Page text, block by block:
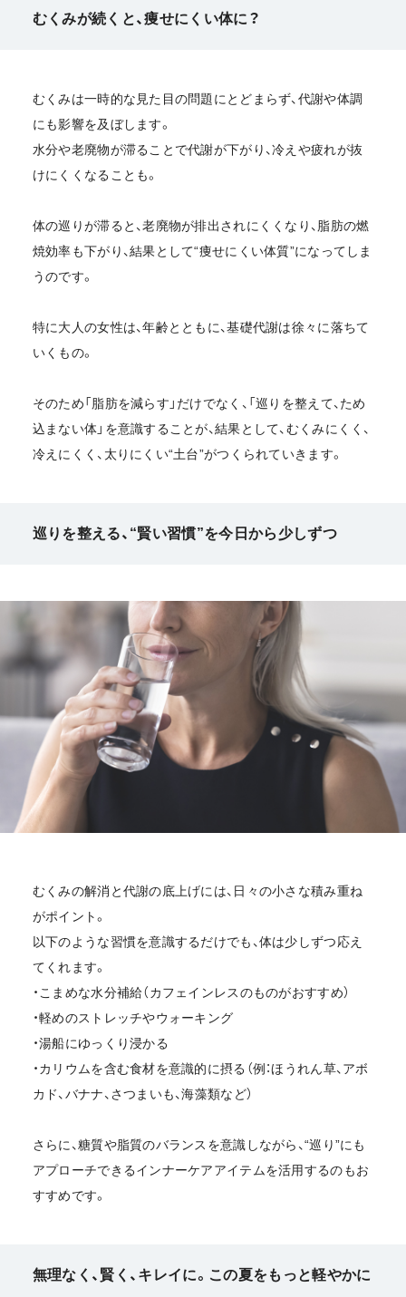
むくみが続くと、痩せにくい体に？
むくみは一時的な見た目の問題にとどまらず、代謝や体調
にも影響を及ぼします。
水分や老廃物が滞ることで代謝が下がり、冷えや疲れが抜
けにくくなることも。
体の巡りが滞ると、老廃物が排出されにくくなり、脂肪の燃
焼効率も下がり、結果として“痩せにくい体質”になってしま
うのです。
特に大人の女性は、年齢とともに、基礎代謝は徐々に落ちて
いくもの。
そのため「脂肪を減らす」だけでなく、「巡りを整えて、ため
込まない体」を意識することが、結果として、むくみにくく、
冷えにくく、太りにくい“土台”がつくられていきます。
巡りを整える、“賢い習慣”を今日から少しずつ
むくみの解消と代謝の底上げには、日々の小さな積み重ね
がポイント。
以下のような習慣を意識するだけでも、体は少しずつ応え
てくれます。
・こまめな水分補給（カフェインレスのものがおすすめ）
・軽めのストレッチやウォーキング
・湯船にゆっくり浸かる
・カリウムを含む食材を意識的に摂る（例：ほうれん草、アボ
カド、バナナ、さつまいも、海藻類など）
さらに、糖質や脂質のバランスを意識しながら、“巡り”にも
アプローチできるインナーケアアイテムを活用するのもお
すすめです。
無理なく、賢く、キレイに。この夏をもっと軽やかに